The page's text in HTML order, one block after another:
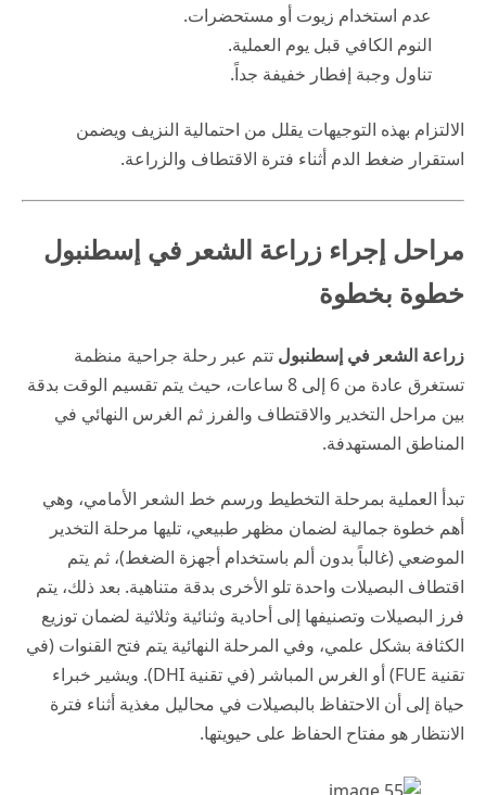
عدم استخدام زيوت أو مستحضرات.
النوم الكافي قبل يوم العملية.
تناول وجبة إفطار خفيفة جداً.
الالتزام بهذه التوجيهات يقلل من احتمالية النزيف ويضمن
استقرار ضغط الدم أثناء فترة الاقتطاف والزراعة.
مراحل إجراء زراعة الشعر في إسطنبول
خطوة بخطوة
زراعة الشعر في إسطنبول تتم عبر رحلة جراحية منظمة
تستغرق عادة من 6 إلى 8 ساعات، حيث يتم تقسيم الوقت بدقة
بين مراحل التخدير والاقتطاف والفرز ثم الغرس النهائي في
المناطق المستهدفة.
تبدأ العملية بمرحلة التخطيط ورسم خط الشعر الأمامي، وهي
أهم خطوة جمالية لضمان مظهر طبيعي، تليها مرحلة التخدير
الموضعي (غالباً بدون ألم باستخدام أجهزة الضغط)، ثم يتم
اقتطاف البصيلات واحدة تلو الأخرى بدقة متناهية. بعد ذلك، يتم
فرز البصيلات وتصنيفها إلى أحادية وثنائية وثلاثية لضمان توزيع
الكثافة بشكل علمي، وفي المرحلة النهائية يتم فتح القنوات (في
تقنية FUE) أو الغرس المباشر (في تقنية DHI). ويشير خبراء
حياة إلى أن الاحتفاظ بالبصيلات في محاليل مغذية أثناء فترة
الانتظار هو مفتاح الحفاظ على حيويتها.